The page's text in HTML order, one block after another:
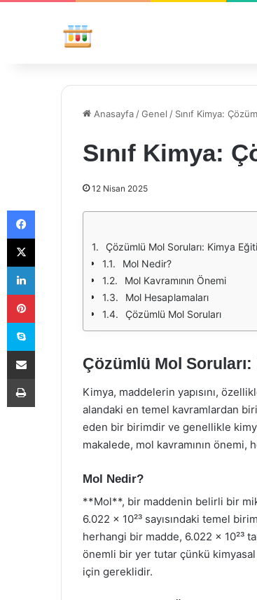
Anasayfa /Genel / Sınıf Kimya:
Sınıf Kimya:
12 Nisan 2025
Çözümlü Mol Soruları: Kimya
Mol Nedir?
Mol Kavramının Önemi
Mol Hesaplamaları
Çözümlü Mol Soruları
Çözümlü Mol
Kimya, maddelerin yapısını,
alandaki en temel kavramlardan
eden bir birimdir ve genellikle
makalede, mol kavramının önemi,
Mol Nedir?
**Mol**, bir maddenin belirli bir
6.022 x 10²³ sayısındaki temel
herhangi bir madde, 6.022 x 10²³
önemli bir yer tutar çünkü
için gereklidir.
Facebook
X
LinkedIn
Pinterest
Skype
E-Posta ile paylaş